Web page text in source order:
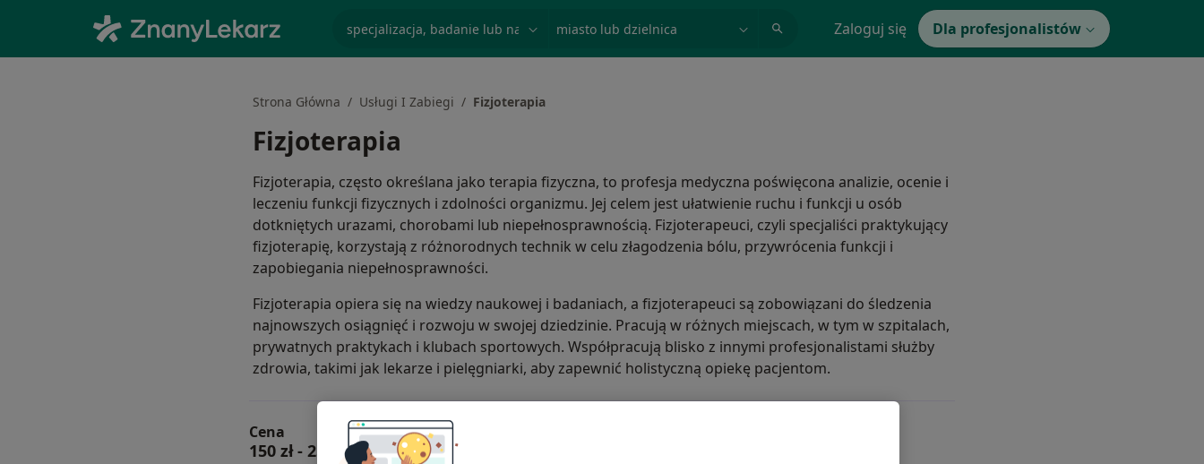
Zaloguj się Dla profesjonalistów
Strona Główna Usługi I Zabiegi Fizjoterapia
Fizjoterapia
Fizjoterapia, często określana jako terapia fizyczna, to profesja medyczna poświęcona analizie, ocenie i
leczeniu funkcji fizycznych i zdolności organizmu. Jej celem jest ułatwienie ruchu i funkcji u osób
dotkniętych urazami, chorobami lub niepełnosprawnością. Fizjoterapeuci, czyli specjaliści praktykujący
fizjoterapię, korzystają z różnorodnych technik w celu złagodzenia bólu, przywrócenia funkcji i
zapobiegania niepełnosprawności.
Fizjoterapia opiera się na wiedzy naukowej i badaniach, a fizjoterapeuci są zobowiązani do śledzenia
najnowszych osiągnięć i rozwoju w swojej dziedzinie. Pracują w różnych miejscach, w tym w szpitalach,
prywatnych praktykach i klubach sportowych. Współpracują blisko z innymi profesjonalistami służby
zdrowia, takimi jak lekarze i pielęgniarki, aby zapewnić holistyczną opiekę pacjentom.
Cena
150 zł- 250 zł